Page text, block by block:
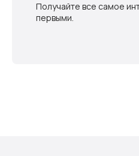
Получайте все самое
первыми.